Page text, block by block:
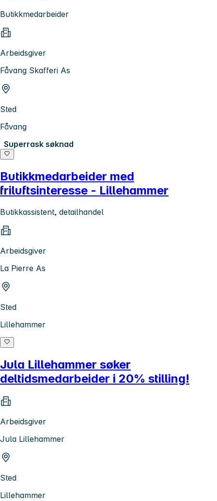
Butikkmedarbeider
Arbeidsgiver
Fåvang Skafferi As
Sted
Fåvang
Superrask søknad
Butikkmedarbeider med
friluftsinteresse - Lillehammer
Butikkassistent, detailhandel
Arbeidsgiver
La Pierre As
Sted
Lillehammer
Jula Lillehammer søker
deltidsmedarbeider i 20% stilling!
Arbeidsgiver
Jula Lillehammer
Sted
Lillehammer